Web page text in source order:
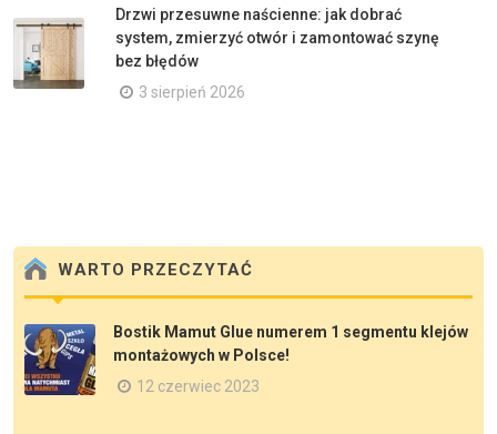
Drzwi przesuwne naścienne: jak dobrać
system, zmierzyć otwór i zamontować szynę
bez błędów
3 sierpień 2026
WARTO PRZECZYTAĆ
Bostik Mamut Glue numerem 1 segmentu klejów
montażowych w Polsce!
12 czerwiec 2023